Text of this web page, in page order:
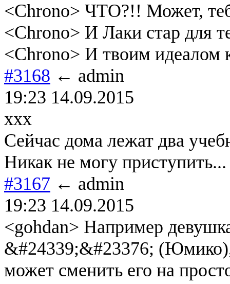
<Chrono> ЧТО?!! Может,
<Chrono> И Лаки стар для
<Chrono> И твоим идеалом
#3168 ← admin
19:23 14.09.2015
xxx
Сейчас дома лежат два
Никак не могу приступить...
#3167 ← admin
19:23 14.09.2015
<gohdan> Например
&#24339;&#23376;
может сменить его на